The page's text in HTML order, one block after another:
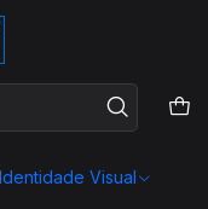
Visual
mais